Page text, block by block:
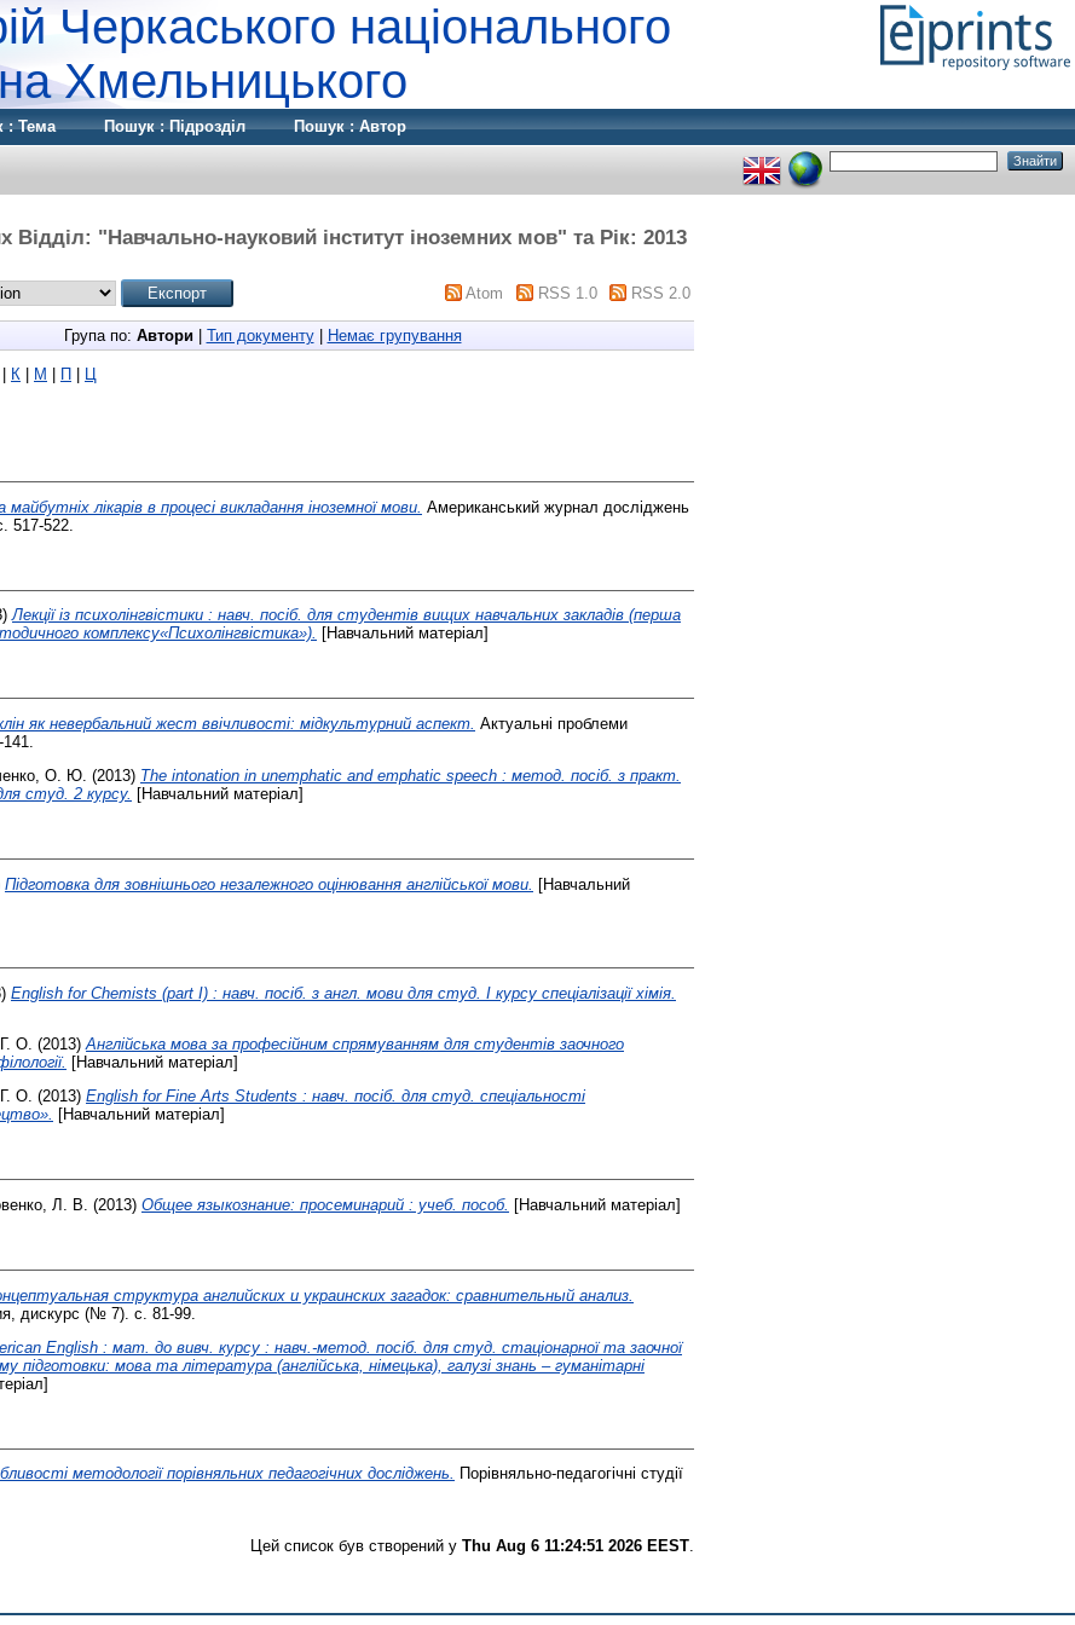
Черкаського національного
Хмельницького
: Тема Пошук : Підрозділ Пошук : Автор
Відділ: "Навчально-науковий інститут іноземних мов" та Рік: 2013
Atom RSS 1.0 RSS 2.0
Група по: Автори| Тип документу| Немає групування
К М П
лікарів в процесі викладання іноземної мови. Американський журнал досліджень
517-522.
Лекції із психолінгвістики : навч. посіб. для студентів вищих навчальних закладів (перша
комплексу«Психолінгвістика»). [Навчальний матеріал]
як невербальний жест ввічливості: мідкультурний аспект. Актуальні проблеми
141.
О. Ю. (2013) The intonation in unemphatic and emphatic speech : метод. посіб. з практ.
студ. 2 курсу.
[Навчальний матеріал]
Підготовка для зовнішнього незалежного оцінювання англійської мови.
[Навчальний
English for Chemists (part I) : навч. посіб. з англ. мови для студ. I курсу спеціалізації хімія.
О. (2013)Англійська мова за професійним спрямуванням для студентів заочного
[Навчальний матеріал]
О. (2013) English for Fine Arts Students : навч. посіб. для студ. спеціальності
[Навчальний матеріал]
Л. В. (2013) Общее языкознание: просеминарий : учеб. пособ. [Навчальний матеріал]
структура английских и украинских загадок: сравнительный анализ.
дискурс (№ 7). с. 81-99.
English : мат. до вивч. курсу : навч.-метод. посіб. для студ. стаціонарної та заочної
підготовки: мова та література (англійська, німецька), галузі знань – гуманітарні
методології порівняльних педагогічних досліджень. Порівняльно-педагогічні студії
Цей список був створений у Thu Aug 6 11:24:51 2026 EEST.